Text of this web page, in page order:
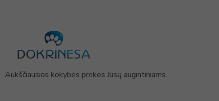
Aukščiausios kokybės prekės Jūsų augintiniams.